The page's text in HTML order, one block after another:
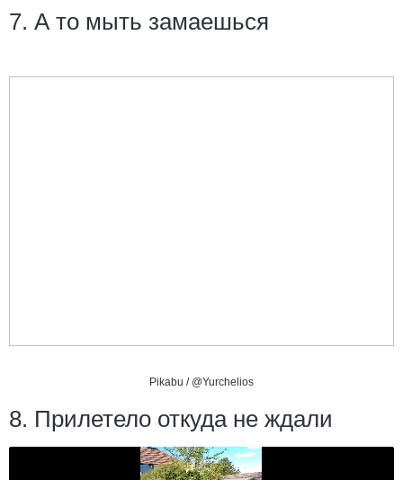
7. А то мыть замаешься
Pikabu / @Yurchelios
8. Прилетело откуда не ждали